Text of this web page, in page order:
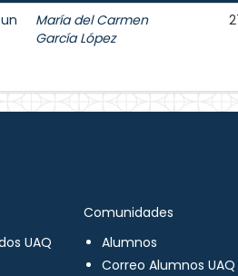
María del Carmen
García López
UAQ
Comunidades
Alumnos
Correo Alumnos UAQ